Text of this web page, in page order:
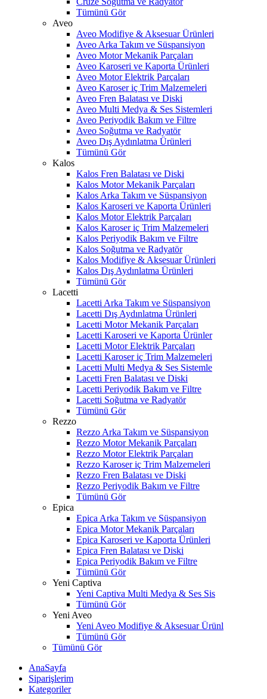
Tümünü Gör
Aveo
Aveo Modifiye & Aksesuar Ürünleri
Aveo Arka Takım ve Süspansiyon
Aveo Motor Mekanik Parçaları
Aveo Karoseri ve Kaporta Ürünleri
Aveo Motor Elektrik Parçaları
Aveo Karoser iç Trim Malzemeleri
Aveo Fren Balatası ve Diski
Aveo Multi Medya & Ses Sistemleri
Aveo Periyodik Bakım ve Filtre
Aveo Soğutma ve Radyatör
Aveo Dış Aydınlatma Ürünleri
Tümünü Gör
Kalos
Kalos Fren Balatası ve Diski
Kalos Motor Mekanik Parçaları
Kalos Arka Takım ve Süspansiyon
Kalos Karoseri ve Kaporta Ürünleri
Kalos Motor Elektrik Parçaları
Kalos Karoser iç Trim Malzemeleri
Kalos Periyodik Bakım ve Filtre
Kalos Soğutma ve Radyatör
Kalos Modifiye & Aksesuar Ürünleri
Kalos Dış Aydınlatma Ürünleri
Tümünü Gör
Lacetti
Lacetti Arka Takım ve Süspansiyon
Lacetti Dış Aydınlatma Ürünleri
Lacetti Motor Mekanik Parçaları
Lacetti Karoseri ve Kaporta Ürünler
Lacetti Motor Elektrik Parçaları
Lacetti Karoser iç Trim Malzemeleri
Lacetti Multi Medya & Ses Sistemle
Lacetti Fren Balatası ve Diski
Lacetti Periyodik Bakım ve Filtre
Lacetti Soğutma ve Radyatör
Tümünü Gör
Rezzo
Rezzo Arka Takım ve Süspansiyon
Rezzo Motor Mekanik Parçaları
Rezzo Motor Elektrik Parçaları
Rezzo Karoser iç Trim Malzemeleri
Rezzo Fren Balatası ve Diski
Rezzo Periyodik Bakım ve Filtre
Tümünü Gör
Epica
Epica Arka Takım ve Süspansiyon
Epica Motor Mekanik Parçaları
Epica Karoseri ve Kaporta Ürünleri
Epica Fren Balatası ve Diski
Epica Periyodik Bakım ve Filtre
Tümünü Gör
Yeni Captiva
Yeni Captiva Multi Medya & Ses Sis
Tümünü Gör
Yeni Aveo
Yeni Aveo Modifiye & Aksesuar Ürünl
Tümünü Gör
Tümünü Gör
AnaSayfa
Siparişlerim
Kategoriler